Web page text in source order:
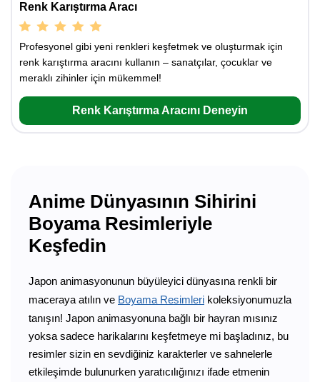
Renk Karıştırma Aracı
Profesyonel gibi yeni renkleri keşfetmek ve oluşturmak için
renk karıştırma aracını kullanın – sanatçılar, çocuklar ve
meraklı zihinler için mükemmel!
Renk Karıştırma Aracını Deneyin
Anime Dünyasının Sihirini
Boyama Resimleriyle
Keşfedin
Japon animasyonunun büyüleyici dünyasına renkli bir
maceraya atılın ve Boyama Resimleri koleksiyonumuzla
tanışın! Japon animasyonuna bağlı bir hayran mısınız
yoksa sadece harikalarını keşfetmeye mi başladınız, bu
resimler sizin en sevdiğiniz karakterler ve sahnelerle
etkileşimde bulunurken yaratıcılığınızı ifade etmenin